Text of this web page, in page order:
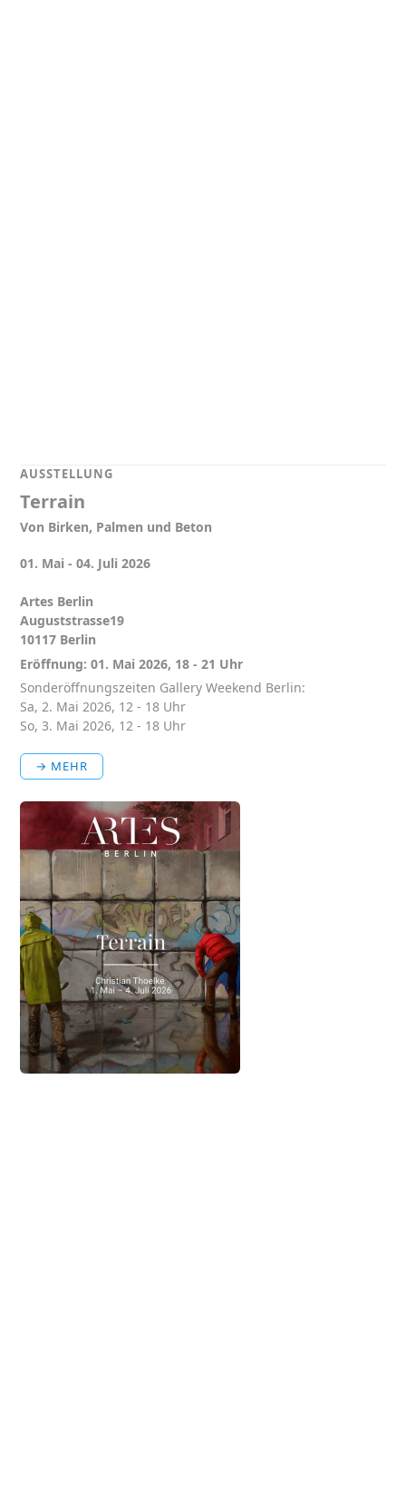
AUSSTELLUNG
Terrain
Von Birken, Palmen und Beton
01. Mai - 04. Juli 2026
Artes Berlin
Auguststrasse19
10117 Berlin
Eröffnung: 01. Mai 2026, 18 - 21 Uhr
Sonderöffnungszeiten Gallery Weekend Berlin:
Sa, 2. Mai 2026, 12 - 18 Uhr
So, 3. Mai 2026, 12 - 18 Uhr
→ MEHR